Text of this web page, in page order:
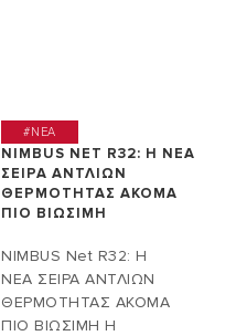
#NEA
NIMBUS NET R32: Η ΝΕΑ
ΣΕΙΡΑ ΑΝΤΛΙΩΝ
ΘΕΡΜΟΤΗΤΑΣ ΑΚΟΜΑ
ΠΙΟ ΒΙΩΣΙΜΗ
NIMBUS Net R32: Η
ΝΕΑ ΣΕΙΡΑ ΑΝΤΛΙΩΝ
ΘΕΡΜΟΤΗΤΑΣ ΑΚΟΜΑ
ΠΙΟ ΒΙΩΣΙΜΗ Η